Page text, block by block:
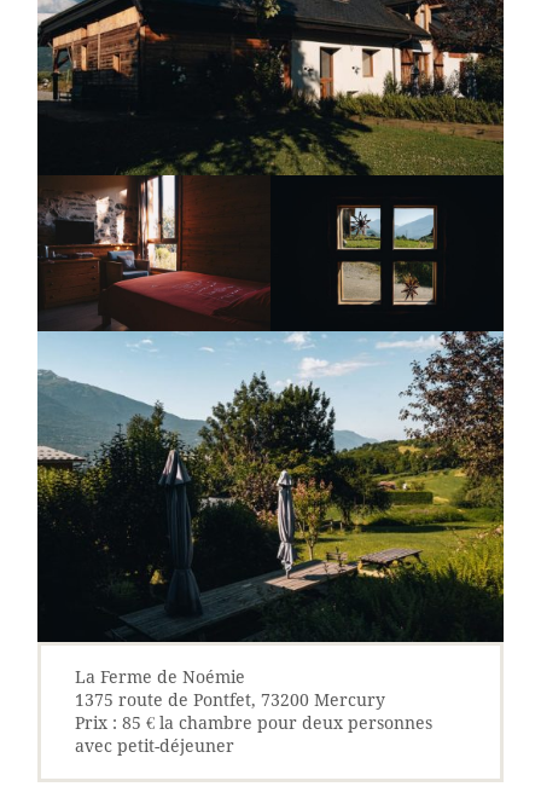
La Ferme de Noémie
1375 route de Pontfet, 73200 Mercury
Prix : 85 € la chambre pour deux personnes
avec petit-déjeuner